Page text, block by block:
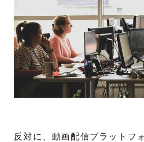
反対に、動画配信プラットフ